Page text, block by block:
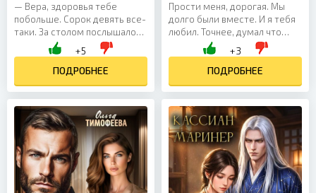
— Вера, здоровья тебе
побольше. Сорок девять все-
таки. За столом послышалось
хихиканье. Булат никогда не
отличался тактичностью, но
это уже было за...
+5
ПОДРОБНЕЕ
Прости меня, дорогая. Мы
долго были вместе. И я тебя
любил. Точнее, думал что
любил… Но это все было
неправда. Все это время я
любил другую женщину,...
+3
ПОДРОБНЕЕ